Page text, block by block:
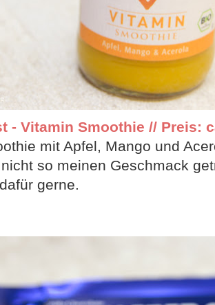
- Vitamin Smoothie // Preis:
mit Apfel, Mango und
so meinen Geschmack
gerne.